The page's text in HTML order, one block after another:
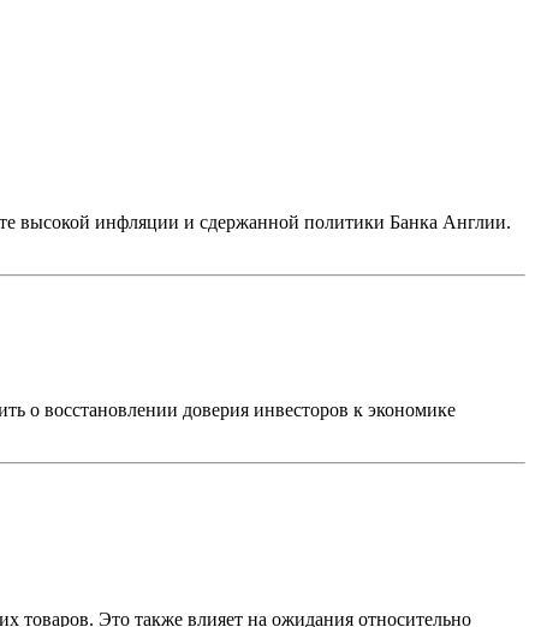
высокой инфляции и сдержанной политики Банка Англии.
о восстановлении доверия инвесторов к экономике
Это также влияет на ожидания относительно